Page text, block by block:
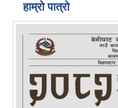
हाम्रो पात्रो